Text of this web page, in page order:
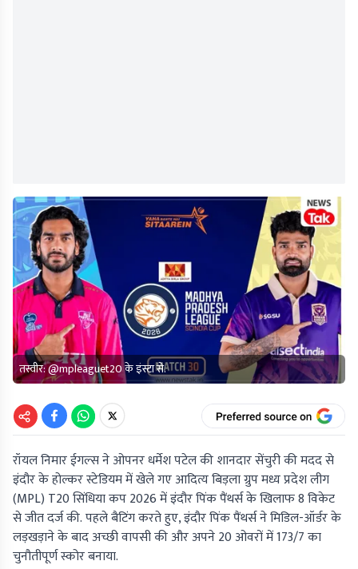
तस्वीर: @mpleaguet20 के इंस्टा से.
रॉयल निमार ईगल्स ने ओपनर धर्मेश पटेल की शानदार सेंचुरी की मदद से
इंदौर के होल्कर स्टेडियम में खेले गए आदित्य बिड़ला ग्रुप मध्य प्रदेश लीग
(MPL) T20 सिंधिया कप 2026 में इंदौर पिंक पैंथर्स के खिलाफ 8 विकेट
से जीत दर्ज की. पहले बैटिंग करते हुए, इंदौर पिंक पैंथर्स ने मिडिल-ऑर्डर के
लड़खड़ाने के बाद अच्छी वापसी की और अपने 20 ओवरों में 173/7 का
चुनौतीपूर्ण स्कोर बनाया.